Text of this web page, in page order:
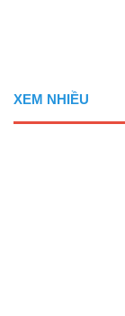
XEM NHIỀU